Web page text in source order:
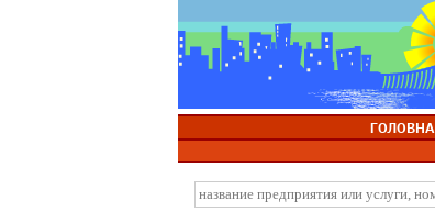
ГОЛОВНА